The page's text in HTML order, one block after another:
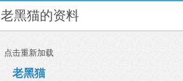
老黑猫的资料
点击重新加载
老黑猫